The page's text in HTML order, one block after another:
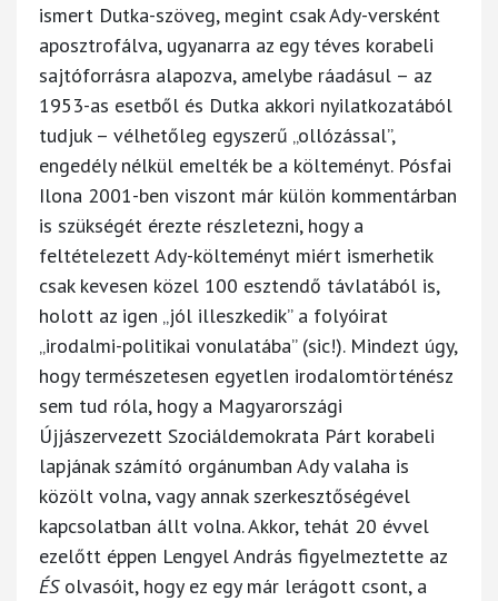
ismert Dutka-szöveg, megint csak Ady-versként
aposztrofálva, ugyanarra az egy téves korabeli
sajtóforrásra alapozva, amelybe ráadásul – az
1953-as esetből és Dutka akkori nyilatkozatából
tudjuk – vélhetőleg egyszerű „ollózással”,
engedély nélkül emelték be a költeményt. Pósfai
Ilona 2001-ben viszont már külön kommentárban
is szükségét érezte részletezni, hogy a
feltételezett Ady-költeményt miért ismerhetik
csak kevesen közel 100 esztendő távlatából is,
holott az igen „jól illeszkedik” a folyóirat
„irodalmi-politikai vonulatába” (sic!). Mindezt úgy,
hogy természetesen egyetlen irodalomtörténész
sem tud róla, hogy a Magyarországi
Újjászervezett Szociáldemokrata Párt korabeli
lapjának számító orgánumban Ady valaha is
közölt volna, vagy annak szerkesztőségével
kapcsolatban állt volna. Akkor, tehát 20 évvel
ezelőtt éppen Lengyel András figyelmeztette az
ÉSolvasóit, hogy ez egy már lerágott csont, a